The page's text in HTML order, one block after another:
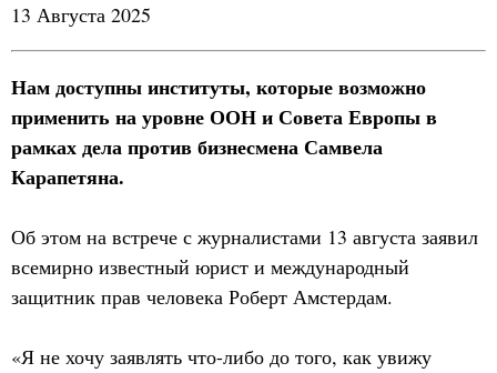
13 Августа 2025
Нам доступны институты, которые возможно
применить на уровне ООН и Совета Европы в
рамках дела против бизнесмена Самвела
Карапетяна.
Об этом на встрече с журналистами 13 августа заявил
всемирно известный юрист и международный
защитник прав человека Роберт Амстердам.
«Я не хочу заявлять что-либо до того, как увижу